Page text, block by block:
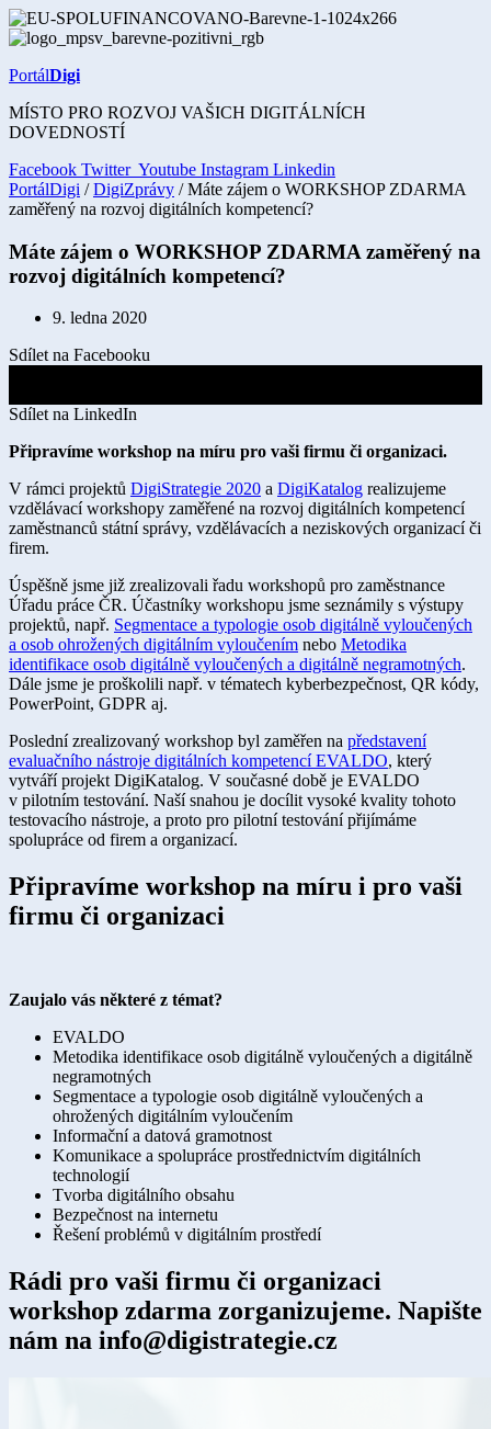
Přejít
k
PortálDigi
MÍSTO PRO ROZVOJ VAŠICH DIGITÁLNÍCH
DOVEDNOSTÍ
Facebook Twitter Youtube Instagram Linkedin
PortálDigi /DigiZprávy / Máte zájem o WORKSHOP ZDARMA
zaměřený na rozvoj digitálních kompetencí?
Máte zájem o WORKSHOP ZDARMA zaměřený na
rozvoj digitálních kompetencí?
9. ledna 2020
Sdílet na Facebooku
Sdílet na LinkedIn
Připravíme workshop na míru pro vaši firmu či organizaci.
V rámci projektů DigiStrategie 2020 a DigiKatalog realizujeme
vzdělávací workshopy zaměřené na rozvoj digitálních kompetencí
zaměstnanců státní správy, vzdělávacích a neziskových organizací či
firem.
Úspěšně jsme již zrealizovali řadu workshopů pro zaměstnance
Úřadu práce ČR. Účastníky workshopu jsme seznámily s výstupy
projektů, např. Segmentace a typologie osob digitálně vyloučených
a osob ohrožených digitálním vyloučením nebo Metodika
identifikace osob digitálně vyloučených a digitálně negramotných.
Dále jsme je proškolili např. v tématech kyberbezpečnost, QR kódy,
PowerPoint, GDPR aj.
Poslední zrealizovaný workshop byl zaměřen na představení
evaluačního nástroje digitálních kompetencí EVALDO, který
vytváří projekt DigiKatalog. V současné době je EVALDO
v pilotním testování. Naší snahou je docílit vysoké kvality tohoto
testovacího nástroje, a proto pro pilotní testování přijímáme
spolupráce od firem a organizací.​
Připravíme workshop na míru i pro vaši
firmu či organi​zaci
Zaujalo vás některé z témat?
EVALDO
Metodika identifikace osob digitálně vyloučených a digitálně
negramotných
Segmentace a typologie osob digitálně vyloučených a
ohrožených digitálním vyloučením
Informační a datová gramotnost
Komunikace a spolupráce prostřednictvím digitálních
technologií
Tvorba digitálního obsahu
Bezpečnost na internetu
Řešení problémů v digitálním prostředí
Rádi pro vaši firmu či organizaci
workshop zdarma zorganizujeme. Napište
nám na info@digistrategie.cz​